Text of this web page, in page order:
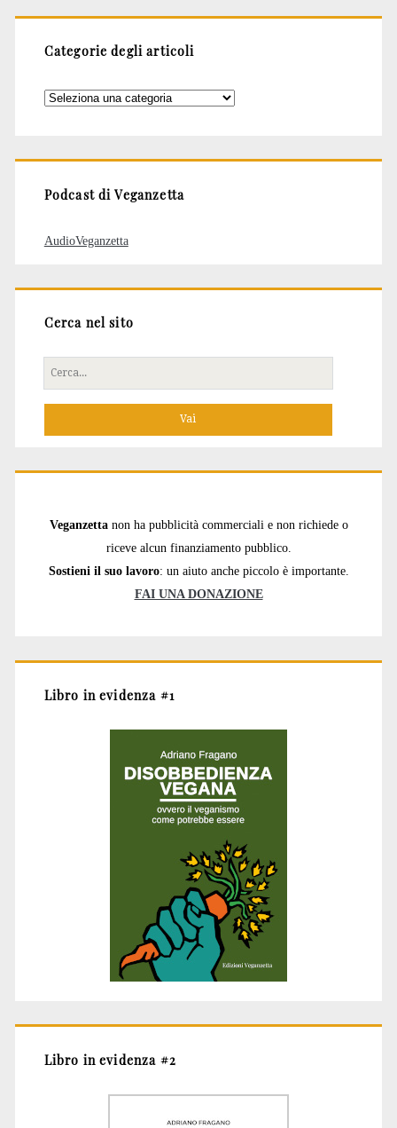
Categorie degli articoli
Categorie
Podcast di Veganzetta
AudioVeganzetta
Cerca nel sito
Cerca
per:
Veganzetta non ha pubblicità commerciali e non richiede o
riceve alcun finanziamento pubblico.
Sostieni il suo lavoro: un aiuto anche piccolo è importante.
FAI UNA DONAZIONE
Libro in evidenza #1
Libro in evidenza #2